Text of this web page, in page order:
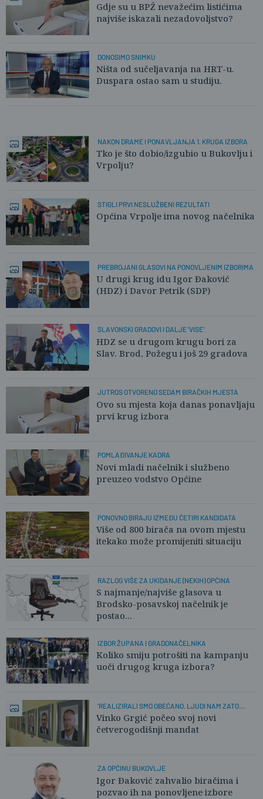
Gdje su u BPŽ nevažećim listićima
najviše iskazali nezadovoljstvo?
DONOSIMO SNIMKU
Ništa od sučeljavanja na HRT-u.
Duspara ostao sam u studiju.
NAKON DRAME I PONAVLJANJA 1. KRUGA IZBORA
Tko je što dobio/izgubio u Bukovlju i
Vrpolju?
STIGLI PRVI NESLUŽBENI REZULTATI
Općina Vrpolje ima novog načelnika
PREBROJANI GLASOVI NA PONOVLJENIM IZBORIMA
U drugi krug idu Igor Đaković
(HDZ) i Davor Petrik (SDP)
SLAVONSKI GRADOVI I DALJE 'VISE'
HDZ se u drugom krugu bori za
Slav. Brod, Požegu i još 29 gradova
JUTROS OTVORENO SEDAM BIRAČKIH MJESTA
Ovo su mjesta koja danas ponavljaju
prvi krug izbora
POMLAĐIVANJE KADRA
Novi mladi načelnik i službeno
preuzeo vodstvo Općine
PONOVNO BIRAJU IZMEĐU ČETIRI KANDIDATA
Više od 800 birača na ovom mjestu
itekako može promijeniti situaciju
RAZLOG VIŠE ZA UKIDANJE (NEKIH) OPĆINA
S najmanje/najviše glasova u
Brodsko-posavskoj načelnik je
postao...
IZBOR ŽUPANA I GRADONAČELNIKA
Koliko smiju potrošiti na kampanju
uoči drugog kruga izbora?
'REALIZIRALI SMO OBEĆANO. LJUDI NAM ZATO
VJERUJU!'
Vinko Grgić počeo svoj novi
četverogodišnji mandat
ZA OPĆINU BUKOVLJE
Igor Đaković zahvalio biračima i
pozvao ih na ponovljene izbore